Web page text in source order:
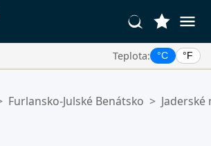
Teplota: °C °F
je prázdný.
Furlansko-Julské Benátsko > Jaderské